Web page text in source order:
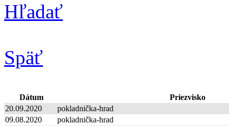
Hľadať
Späť
Dátum
Priezvisko
20.09.2020
pokladnička-hrad
09.08.2020
pokladnička-hrad